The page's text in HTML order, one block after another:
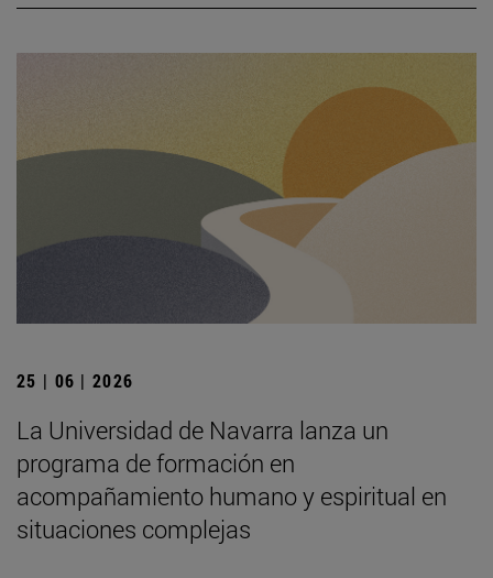
25 | 06 | 2026
La Universidad de Navarra lanza un
programa de formación en
acompañamiento humano y espiritual en
situaciones complejas